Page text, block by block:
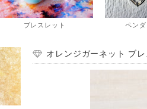
ブレスレット ペン
オレンジガーネット ブレ